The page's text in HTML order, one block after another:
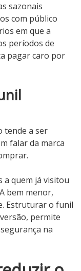
sazonais
com público
em que a
períodos de
pagar caro por
tende a ser
falar da marca
a quem já visitou
bem menor,
Estruturar o funil
permite
na